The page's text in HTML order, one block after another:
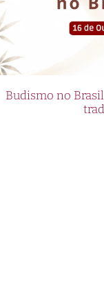
Budismo no